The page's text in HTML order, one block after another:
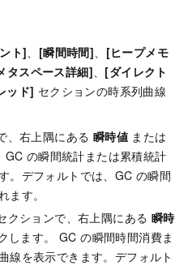
ト] [瞬間時間]
[ヒープメモ
タスペース詳細]
[ダイレクト
ッド] セクションの時系列曲線
、右上隅にある 瞬時値 または
GC の瞬間統計または累積統計
。デフォルトでは、GC の瞬間
ます。
クションで、右上隅にある 瞬時
します。 GC の瞬間時間消費ま
線を表示できます。デフォルト